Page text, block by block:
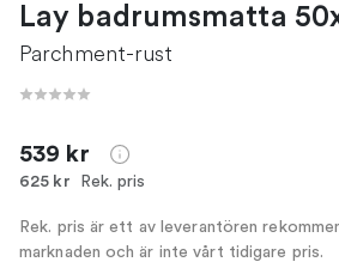
Lay badrumsmatta
Parchment-rust
539 kr
625 kr Rek. pris
Rek. pris är ett av leverantören
marknaden och är inte vårt tidigare pris.